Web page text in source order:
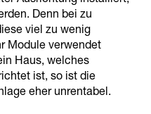
Denn bei zu
viel zu wenig
Module verwendet
Haus, welches
ist, so ist die
eher unrentabel.